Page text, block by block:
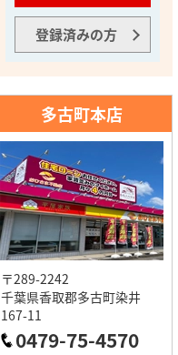
登録済みの方
多古町本店
〒289-2242
千葉県香取郡多古町染井
167-11
0479-75-4570